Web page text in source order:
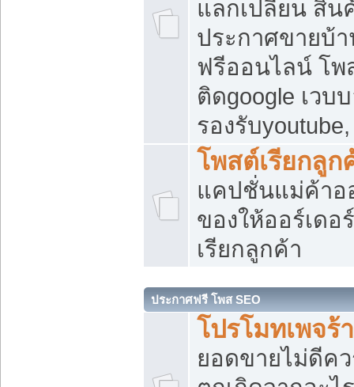
แลกเปลี่ยน สิน
ประกาศขายบ้
ฟรีออนไลน์ โพ
ติดgoogle เวบ
รองรับ
โพสต์เรียกลูก
แคปชั่นแม่ค้าอ
ของให้ออร์เดอ
เรียกลูกค้า
ประกาศฟรี โพส SEO
โปรโมทเพจร้
ยอดขายไม่ดีค